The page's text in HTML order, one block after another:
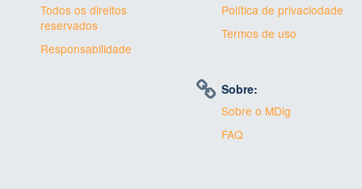
Todos os direitos
reservados
Responsabilidade
Política de privaciodade
Termos de uso
Sobre:
Sobre o MDig
FAQ